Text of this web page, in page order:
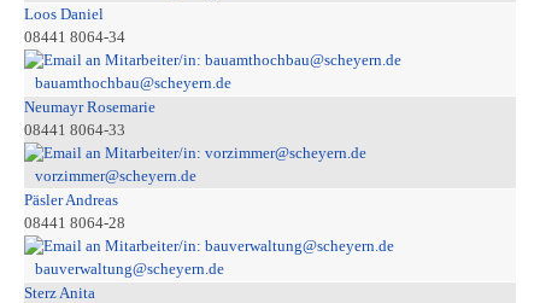
Loos Daniel
08441 8064-34
bauamthochbau@scheyern.de
Neumayr Rosemarie
08441 8064-33
vorzimmer@scheyern.de
Päsler Andreas
08441 8064-28
bauverwaltung@scheyern.de
Sterz Anita